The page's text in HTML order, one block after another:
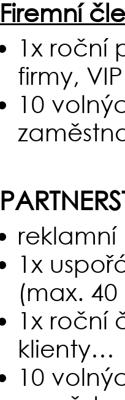
Firemní
1x roční
firmy,
10
1x
(max.
1x roční
klienty…
10